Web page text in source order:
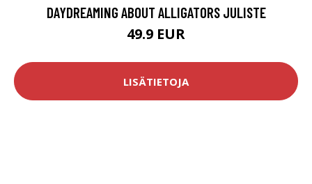
DAYDREAMING ABOUT ALLIGATORS JULISTE
49.9 EUR
LISÄTIETOJA